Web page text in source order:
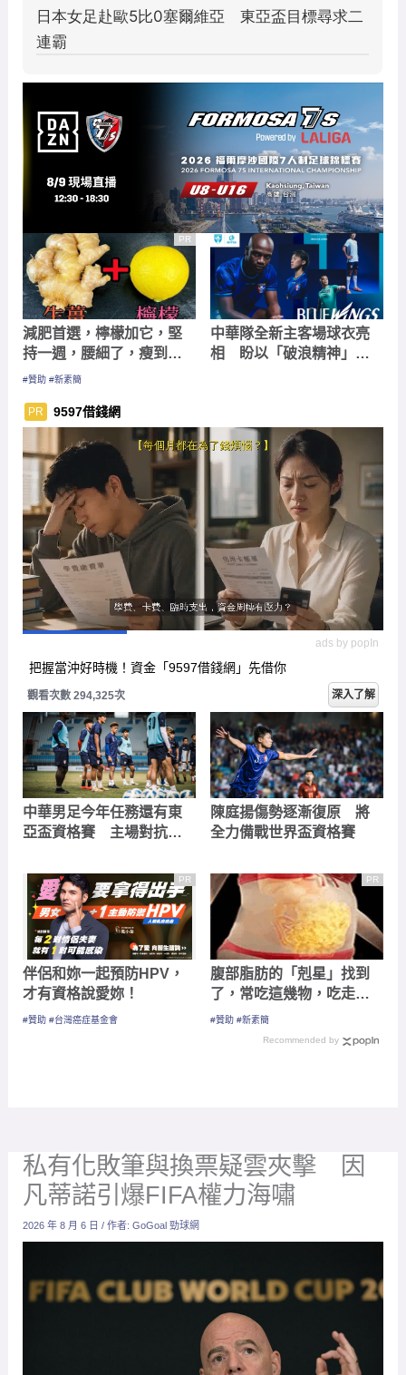
PR
減肥首選，檸檬加它，堅
持一週，腰細了，瘦到你
懷疑人生
#贊助 #新素簡
中華隊全新主客場球衣亮
相 盼以「破浪精神」更
PR 9597借錢網
ads by popIn
把握當沖好時機！資金「9597借錢網」先借你
觀看次數 294,325次 深入了解
中華男足今年任務還有東
亞盃資格賽 主場對抗北
陳庭揚傷勢逐漸復原 將
全力備戰世界盃資格賽
PR
伴侶和妳一起預防HPV，
才有資格說愛妳！
#贊助 #台灣癌症基金會
PR
腹部脂肪的「剋星」找到
了，常吃這幾物，吃走大
肚囊，瘦出小蠻腰
#贊助 #新素簡
Recommended by
私有化敗筆與換票疑雲夾擊 因
凡蒂諾引爆FIFA權力海嘯
2026 年 8 月 6 日/ 作者:GoGoal 勁球網